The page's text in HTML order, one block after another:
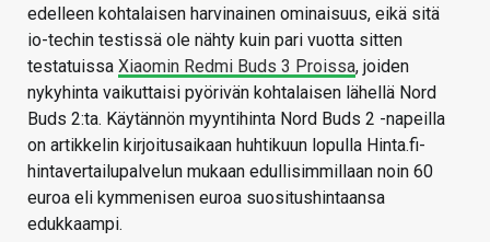
edelleen kohtalaisen harvinainen ominaisuus, eikä sitä
io-techin testissä ole nähty kuin pari vuotta sitten
testatuissa Xiaomin Redmi Buds 3 Proissa, joiden
nykyhinta vaikuttaisi pyörivän kohtalaisen lähellä Nord
Buds 2:ta. Käytännön myyntihinta Nord Buds 2 -napeilla
on artikkelin kirjoitusaikaan huhtikuun lopulla Hinta.fi-
hintavertailupalvelun mukaan edullisimmillaan noin 60
euroa eli kymmenisen euroa suositushintaansa
edukkaampi.